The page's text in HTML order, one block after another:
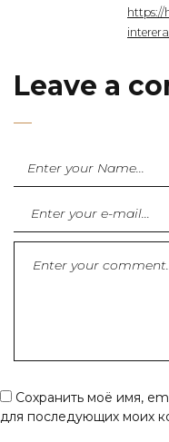
https://
Leave a
Сохранить моё имя,
для последующих моих